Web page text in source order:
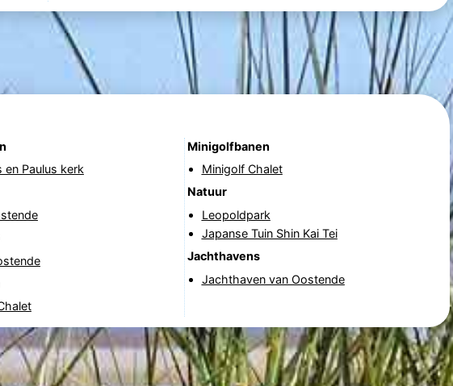
en Paulus kerk
Minigolfbanen
Minigolf Chalet
Natuur
Leopoldpark
Japanse Tuin Shin Kai Tei
Jachthavens
Jachthaven van Oostende